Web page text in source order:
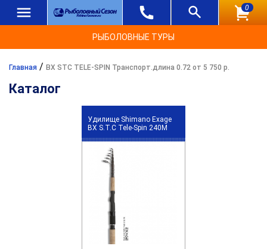
0
РЫБОЛОВНЫЕ ТУРЫ
Главная / BX STC TELE-SPIN Транспорт.длина 0.72 от 5 750 р.
Каталог
Удилище Shimano Exage
BX S.T.C Tele-Spin 240M